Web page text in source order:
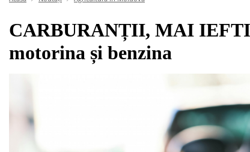
CARBURANȚII, MAI
motorina și benzina